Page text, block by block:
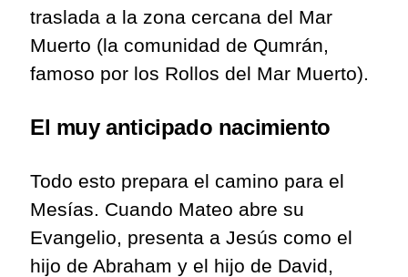
traslada a la zona cercana del Mar
Muerto (la comunidad de Qumrán,
famoso por los Rollos del Mar Muerto).
El muy anticipado nacimiento
Todo esto prepara el camino para el
Mesías. Cuando Mateo abre su
Evangelio, presenta a Jesús como el
hijo de Abraham y el hijo de David,